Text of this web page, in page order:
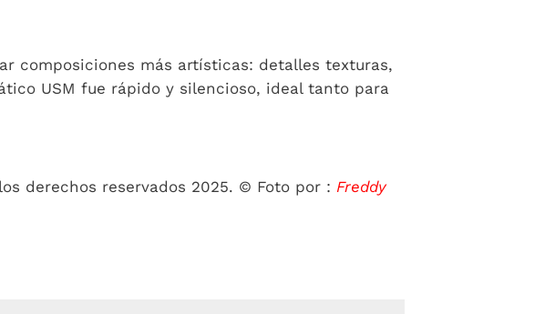
composiciones más artísticas: detalles texturas,
USM fue rápido y silencioso, ideal tanto para
derechos reservados 2025. © Foto por : Freddy